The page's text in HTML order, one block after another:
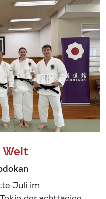
Welt
Juli im